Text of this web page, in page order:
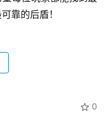
靠的后盾！
0